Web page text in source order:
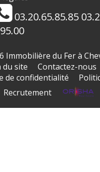
03.20.65.85.85
Immobilière du Fer à
du site
Contactez-nous
de confidentialité
Recrutement